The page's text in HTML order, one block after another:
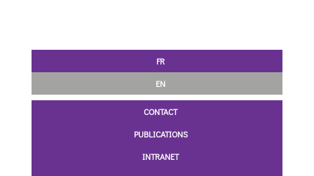
FR
EN
CONTACT
PUBLICATIONS
INTRANET